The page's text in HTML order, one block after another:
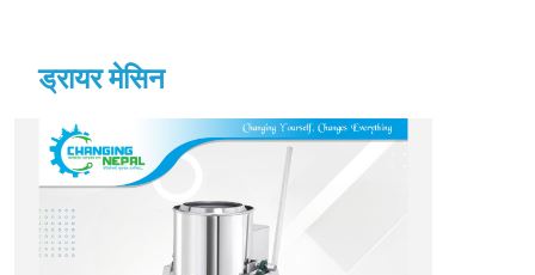
ड्रायर मेसिन